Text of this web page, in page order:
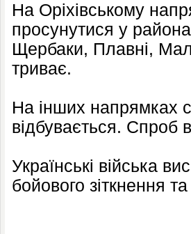
На Оріхівському
просунутися у
Щербаки, Плавні,
триває.
На інших напрямках
відбувається. Спроб
Українські війська
бойового зіткнення